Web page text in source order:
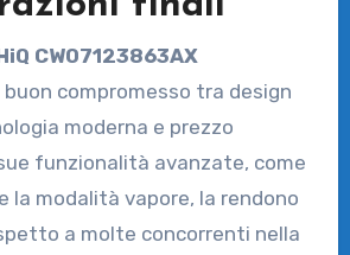
CW07123863AX
compromesso tra design
moderna e prezzo
funzionalità avanzate, come
la modalità vapore, la rendono
a molte concorrenti nella